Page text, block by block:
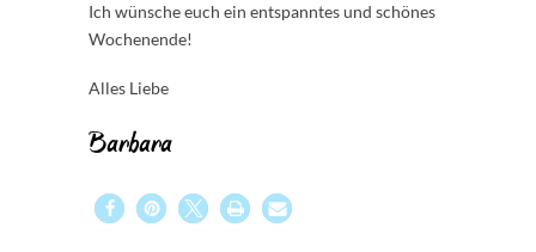
Ich wünsche euch ein entspanntes und schönes
Wochenende!
Alles Liebe
Barbara